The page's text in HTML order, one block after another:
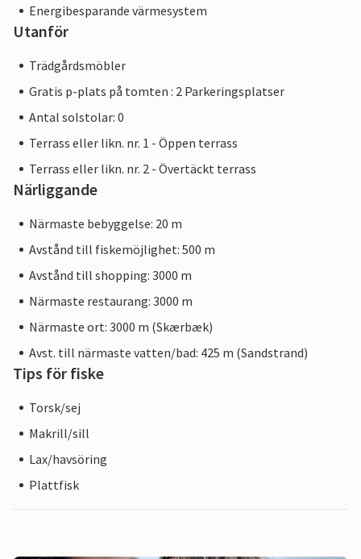
Energibesparande värmesystem
Utanför
Trädgårdsmöbler
Gratis p-plats på tomten : 2 Parkeringsplatser
Antal solstolar: 0
Terrass eller likn. nr. 1 - Öppen terrass
Terrass eller likn. nr. 2 - Övertäckt terrass
Närliggande
Närmaste bebyggelse: 20 m
Avstånd till fiskemöjlighet: 500 m
Avstånd till shopping: 3000 m
Närmaste restaurang: 3000 m
Närmaste ort: 3000 m (Skærbæk)
Avst. till närmaste vatten/bad: 425 m (Sandstrand)
Tips för fiske
Torsk/sej
Makrill/sill
Lax/havsöring
Plattfisk